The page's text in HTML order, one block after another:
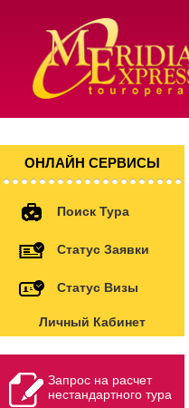
ОНЛАЙН СЕРВИСЫ
Поиск Тура
Статус Заявки
Статус Визы
Личный Кабинет
Запрос на расчет
нестандартного тура